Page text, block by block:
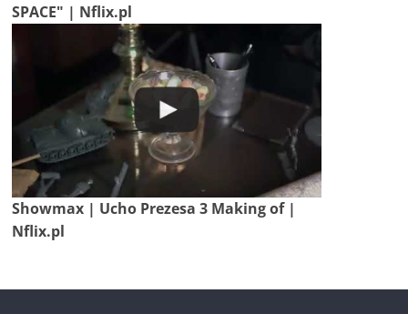
SPACE" | Nflix.pl
Showmax | Ucho Prezesa 3 Making of |
Nflix.pl